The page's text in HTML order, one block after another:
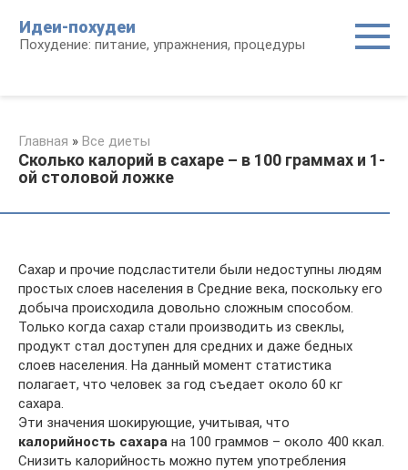
контенту
Идеи-похудеи
Похудение: питание, упражнения, процедуры
Главная » Все диеты
Сколько калорий в сахаре – в 100 граммах и 1-
ой столовой ложке
Сахар и прочие подсластители были недоступны людям
простых слоев населения в Средние века, поскольку его
добыча происходила довольно сложным способом.
Только когда сахар стали производить из свеклы,
продукт стал доступен для средних и даже бедных
слоев населения. На данный момент статистика
полагает, что человек за год съедает около 60 кг
сахара.
Эти значения шокирующие, учитывая, что
калорийность сахара на 100 граммов – около 400 ккал.
Снизить калорийность можно путем употребления